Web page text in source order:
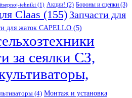
tehniki (1) Акции! (2) Бороны и сцепки (3)
Claas (155) Запчасти для
для жаток CAPELLO (5)
за сеялки СЗ,
(4) Монтаж и установка